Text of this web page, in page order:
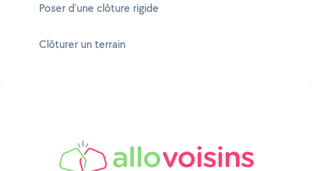
Poser d'une clôture rigide
Clôturer un terrain